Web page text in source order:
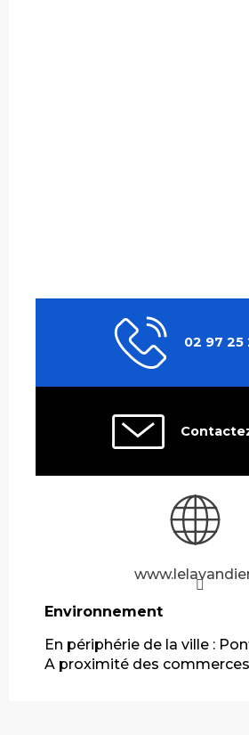
02 97 25
Environnement
Environnement
En périphérie de la ville :
A proximité des